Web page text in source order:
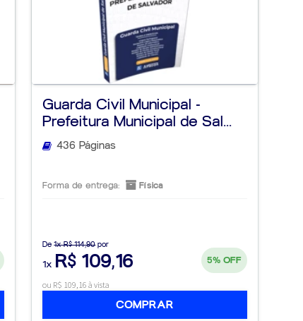
Guarda Civil Municipal -
Prefeitura Municipal de Sal...
436 Páginas
Forma de entrega: Física
De 1x R$ 114,90por
1x R$ 109,16 5% OFF
ou R$ 109,16 à vista
COMPRAR